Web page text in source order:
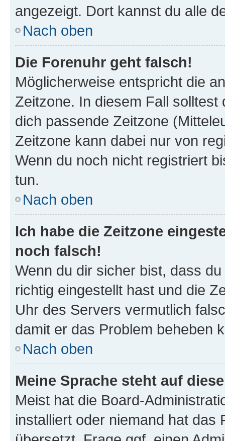
angezeigt. Dort kannst du alle
Nach oben
Die Forenuhr geht falsch!
Möglicherweise entspricht die
Zeitzone. In diesem Fall solltest
dich passende Zeitzone
Zeitzone kann dabei nur von
Wenn du noch nicht registriert
tun.
Nach oben
Ich habe die Zeitzone
noch falsch!
Wenn du dir sicher bist, dass
richtig eingestellt hast und die
Uhr des Servers vermutlich
damit er das Problem beheben
Nach oben
Meine Sprache steht auf
Meist hat die Board-
installiert oder niemand hat das